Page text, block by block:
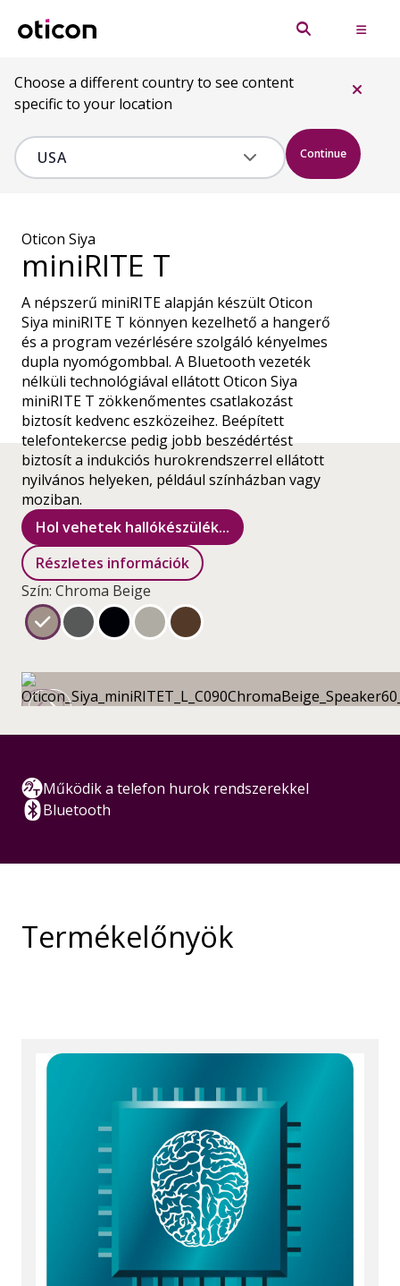
Choose a different country to see content
specific to your location
Continue
Oticon Siya
miniRITE T
A népszerű miniRITE alapján készült Oticon
Siya miniRITE T könnyen kezelhető a hangerő
és a program vezérlésére szolgáló kényelmes
dupla nyomógombbal. A Bluetooth vezeték
nélküli technológiával ellátott Oticon Siya
miniRITE T zökkenőmentes csatlakozást
biztosít kedvenc eszközeihez. Beépített
telefontekercse pedig jobb beszédértést
biztosít a indukciós hurokrendszerrel ellátott
nyilvános helyeken, például színházban vagy
moziban.
Hol vehetek hallókészülék...
Részletes információk
Szín: Chroma Beige
Működik a telefon hurok rendszerekkel
Bluetooth
Termékelőnyök